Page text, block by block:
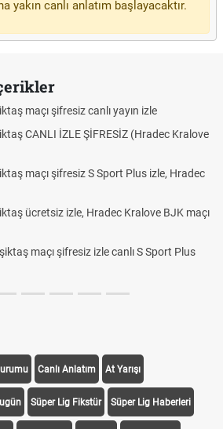
yakın canlı anlatım başlayacaktır.
maçı şifresiz canlı yayın izle
CANLI İZLE ŞİFRESİZ (Hradec Kralove
maçı şifresiz S Sport Plus izle, Hradec
ücretsiz izle, Hradec Kralove BJK maçı
maçı şifresiz izle canlı S Sport Plus
Canlı Anlatım At Yarışı
Süper Lig Fikstür Süper Lig Haberleri